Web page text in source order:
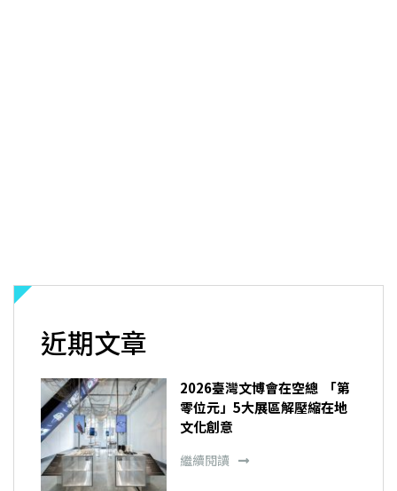
近期文章
2026臺灣文博會在空總 「第
零位元」5大展區解壓縮在地
文化創意
繼續閱讀